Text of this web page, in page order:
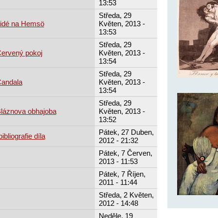
13:53
na Hemsö
Středa, 29
Květen, 2013 -
13:53
pokoj
Středa, 29
Květen, 2013 -
13:54
Středa, 29
Květen, 2013 -
13:54
obhajoba
Středa, 29
Květen, 2013 -
13:52
díla
Pátek, 27 Duben,
2012 - 21:32
Pátek, 7 Červen,
2013 - 11:53
Pátek, 7 Říjen,
2011 - 11:44
Středa, 2 Květen,
2012 - 14:48
Neděle, 19